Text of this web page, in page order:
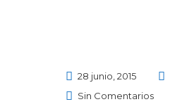
28 junio, 2015
Sin Comentarios